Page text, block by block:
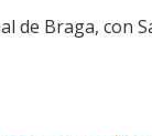
de Braga, con